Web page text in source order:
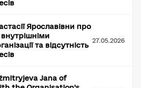
Ярославівни про
та відсутність
27.05.2026
Jana of